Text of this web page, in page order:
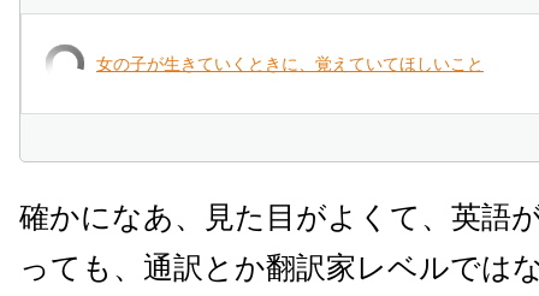
女の子が生きていくときに、覚えていてほしいこと
確かになあ、見た目がよくて、英語
っても、通訳とか翻訳家レベルでは